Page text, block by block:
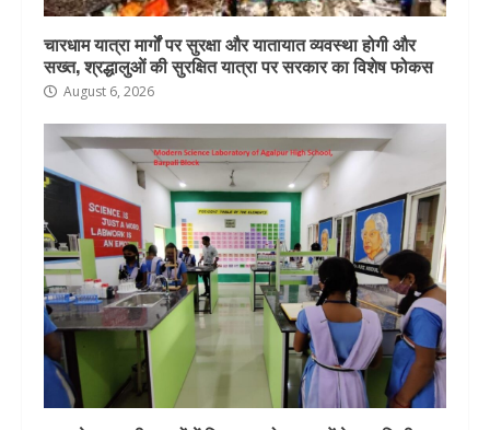
चारधाम यात्रा मार्गों पर सुरक्षा और यातायात व्यवस्था होगी और
सख्त, श्रद्धालुओं की सुरक्षित यात्रा पर सरकार का विशेष फोकस
August 6, 2026